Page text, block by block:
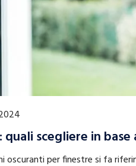
quali scegliere in
oscuranti per finestre si fa